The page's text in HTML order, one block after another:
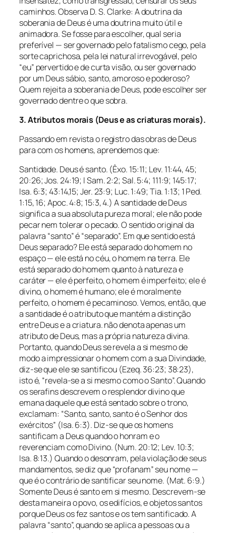
caminhos. Observa D. S. Clarke: A doutrina da
soberania de Deus é uma doutrina muito útil e
animadora. Se fosse para escolher, qual seria
preferível — ser governado pelo fatalismo cego, pela
sorte caprichosa, pela lei natural irrevogável, pelo
“eu” pervertido e de curta visão, ou ser governado
por um Deus sábio, santo, amoroso e poderoso?
Quem rejeita a soberania de Deus, pode escolher ser
governado dentre o que sobra.
3. Atributos morais (Deus e as criaturas morais).
Passando em revista o registro das obras de Deus
para com os homens, aprendemos que:
Santidade. Deus é santo. (Êxo. 15:11; Lev. 11:44, 45;
20:26; Jos. 24:19; l Sam. 2:2; Sal. 5:4; 111:9; 145:17;
Isa. 6:3; 43:14,15; Jer. 23:9; Luc. 1:49; Tia. 1:13; 1 Ped.
1:15, 16; Apoc. 4:8; 15:3, 4.) A santidade de Deus
significa a sua absoluta pureza moral; ele não pode
pecar nem tolerar o pecado. O sentido original da
palavra “santo” é “separado”. Em que sentido está
Deus separado? Ele está separado do homem no
espaço — ele está no céu, o homem na terra. Ele
está separado do homem quanto à natureza e
caráter — ele é perfeito, o homem é imperfeito; ele é
divino, o homem é humano; ele é moralmente
perfeito, o homem é pecaminoso. Vemos, então, que
a santidade é o atributo que mantém a distinção
entre Deus e a criatura. não denota apenas um
atributo de Deus, mas a própria natureza divina.
Portanto, quando Deus se revela a si mesmo de
modo a impressionar o homem com a sua Divindade,
diz-se que ele se santificou (Ezeq. 36:23; 38:23),
isto é, “revela-se a si mesmo como o Santo”. Quando
os serafins descrevem o resplendor divino que
emana daquele que está sentado sobre o trono,
exclamam: “Santo, santo, santo é o Senhor dos
exércitos” (Isa. 6:3). Diz-se que os homens
santificam a Deus quando o honram e o
reverenciam como Divino. (Num. 20:12; Lev. 10:3;
Isa. 8:13.) Quando o desonram, pela violação de seus
mandamentos, se diz que “profanam” seu nome —
que é o contrário de santificar seu nome. (Mat. 6:9.)
Somente Deus é santo em si mesmo. Descrevem-se
desta maneira o povo, os edifícios, e objetos santos
porque Deus os fez santos e os tem santificado. A
palavra “santo”, quando se aplica a pessoas ou a